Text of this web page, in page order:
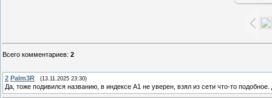
Всего комментариев: 2
2 Palm3R (13.11.2025 23:30)
Да, тоже подивился названию, в индексе А1 не уверен, взял из сети что-то